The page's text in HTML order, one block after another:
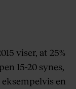
viser, at 25%
15-20 synes,
en